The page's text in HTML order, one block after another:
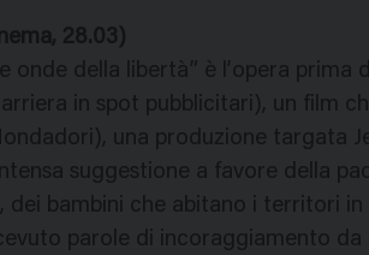
28.03)
onde della libertà” è l’opera
in spot pubblicitari), un film
una produzione targata
suggestione a favore della
dei bambini che abitano i territori in
parole di incoraggiamento da